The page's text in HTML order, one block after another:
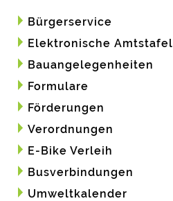
Bürgerservice
Elektronische Amtstafel
Bauangelegenheiten
Formulare
Förderungen
Verordnungen
E-Bike Verleih
Busverbindungen
Umweltkalender